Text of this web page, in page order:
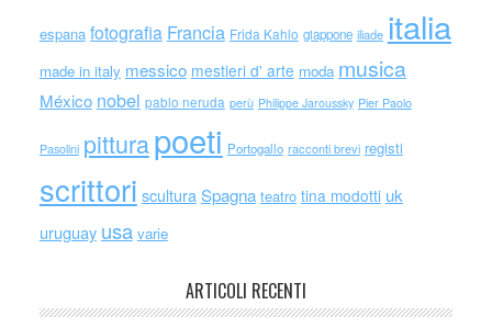
espana fotografia Francia Frida Kahlo giappone iliade italia
made in italy messico mestieri d' arte moda musica
México nobel pablo neruda perù Philippe Jaroussky Pier Paolo
Pasolini pitturapoeti Portogallo racconti brevi registi
scrittori scultura Spagna teatro tina modotti uk
uruguay usa varie
ARTICOLI RECENTI